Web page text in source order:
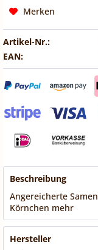
Merken
Artikel-Nr.:
EAN:
Beschreibung
Angereicherte
Körnchen mehr
Hersteller